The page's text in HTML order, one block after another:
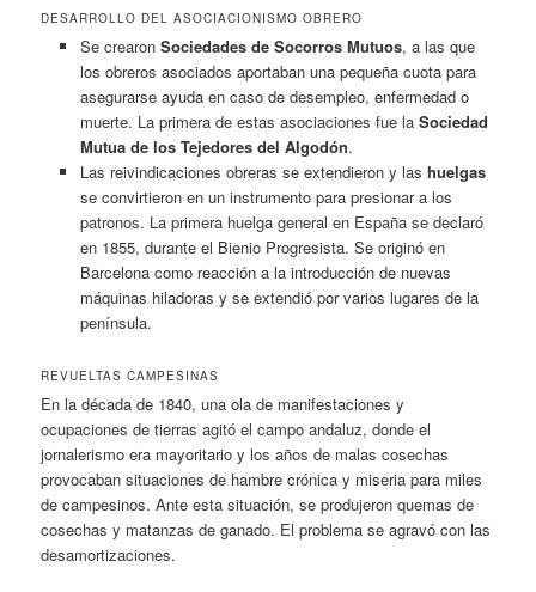
DESARROLLO DEL ASOCIACIONISMO OBRERO
Se crearon Sociedades de Socorros Mutuos, a las que
los obreros asociados aportaban una pequeña cuota para
asegurarse ayuda en caso de desempleo, enfermedad o
muerte. La primera de estas asociaciones fue la Sociedad
Mutua de los Tejedores del Algodón.
Las reivindicaciones obreras se extendieron y las huelgas
se convirtieron en un instrumento para presionar a los
patronos. La primera huelga general en España se declaró
en 1855, durante el Bienio Progresista. Se originó en
Barcelona como reacción a la introducción de nuevas
máquinas hiladoras y se extendió por varios lugares de la
península.
REVUELTAS CAMPESINAS
En la década de 1840, una ola de manifestaciones y
ocupaciones de tierras agitó el campo andaluz, donde el
jornalerismo era mayoritario y los años de malas cosechas
provocaban situaciones de hambre crónica y miseria para miles
de campesinos. Ante esta situación, se produjeron quemas de
cosechas y matanzas de ganado. El problema se agravó con las
desamortizaciones.